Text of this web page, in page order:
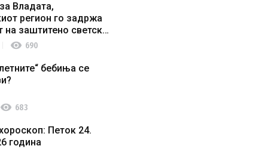
Владата,
регион го задржа
на заштитено светско
наследство
visibility 690
бебиња се
visibility 683
Петок 24.
година